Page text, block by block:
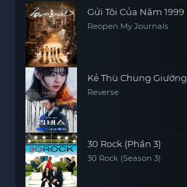
Gửi Tôi Của Năm 1999
Reopen My Journals
Kẻ Thù Chung Giường
Reverse
30 Rock (Phần 3)
30 Rock (Season 3)